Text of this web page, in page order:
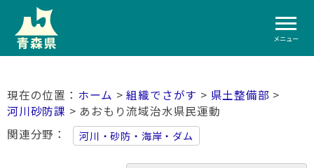
メニュー
ホーム >組織でさがす > 県土整備部 >
河川砂防課 > あおもり流域治水県民運動
関連分野
河川・砂防・海岸・ダム